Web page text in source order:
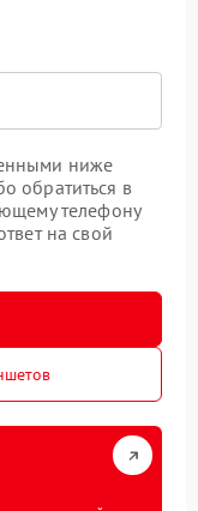
ниже
обратиться в
телефону
на свой